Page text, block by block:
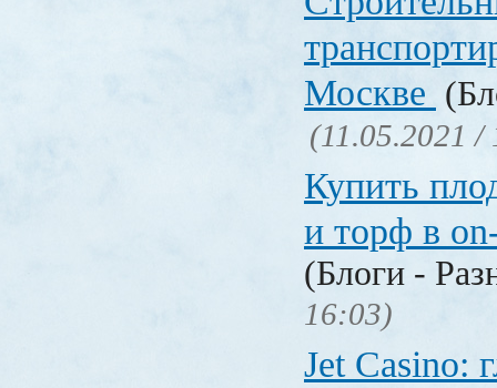
Москве
(11.05.2021 /
Купить
и торф в
(Блоги -
16:03)
Jet Сasino: